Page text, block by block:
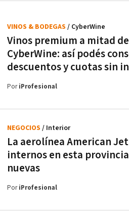
Vinos premium a mitad
CyberWine: así podés
descuentos y cuotas sin
VINOS & BODEGAS / CyberWine
PoriProfesional
La aerolínea American
internos en esta
nuevas
NEGOCIOS / Interior
PoriProfesional